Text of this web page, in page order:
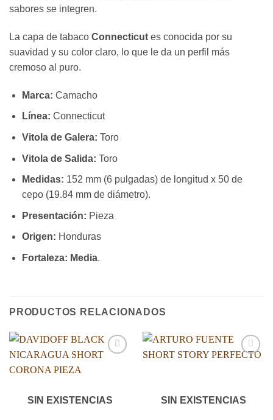
sabores se integren.
La capa de tabaco Connecticut es conocida por su
suavidad y su color claro, lo que le da un perfil más
cremoso al puro.
Marca: Camacho
Línea: Connecticut
Vitola de Galera: Toro
Vitola de Salida: Toro
Medidas: 152 mm (6 pulgadas) de longitud x 50 de
cepo (19.84 mm de diámetro).
Presentación: Pieza
Origen: Honduras
Fortaleza: Media.
PRODUCTOS RELACIONADOS
SIN EXISTENCIAS SIN EXISTENCIAS